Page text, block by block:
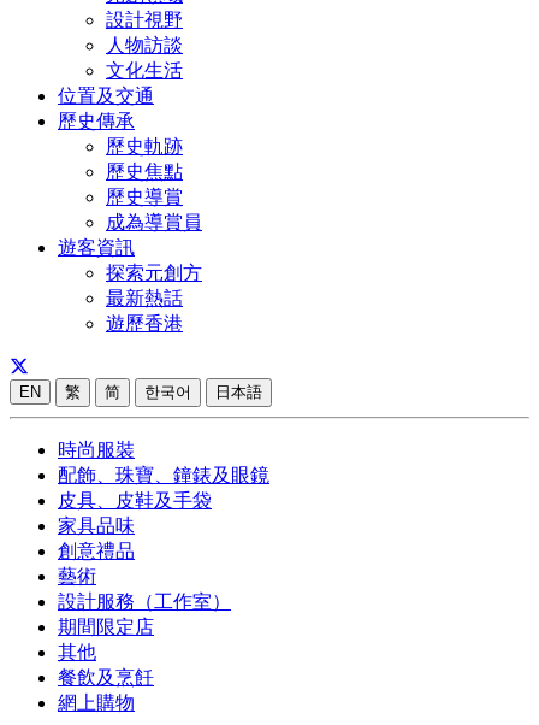
設計視野
人物訪談
文化生活
位置及交通
歷史傳承
歷史軌跡
歷史焦點
歷史導賞
成為導賞員
遊客資訊
探索元創方
最新熱話
遊歷香港
EN 繁 简 한국어 日本語
時尚服裝
配飾、珠寶、鐘錶及眼鏡
皮具、皮鞋及手袋
家具品味
創意禮品
藝術
設計服務（工作室）
期間限定店
其他
餐飲及烹飪
網上購物